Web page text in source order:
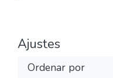
Ajustes
Ordenar por